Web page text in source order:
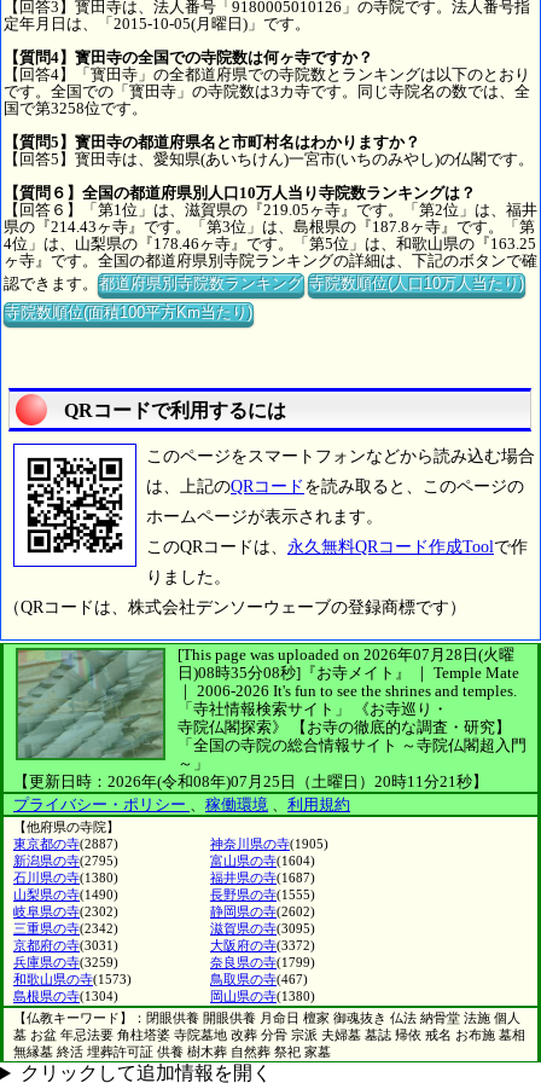
【回答3】寳田寺は、法人番号「9180005010126」の寺院です。法人番号指
定年月日は、「2015-10-05(月曜日)」です。
【質問4】寳田寺の全国での寺院数は何ヶ寺ですか？
【回答4】「寳田寺」の全都道府県での寺院数とランキングは以下のとおり
です。全国での「寳田寺」の寺院数は3カ寺です。同じ寺院名の数では、全
国で第3258位です。
【質問5】寳田寺の都道府県名と市町村名はわかりますか？
【回答5】寳田寺は、愛知県(あいちけん)一宮市(いちのみやし)の仏閣です。
【質問６】全国の都道府県別人口10万人当り寺院数ランキングは？
【回答６】「第1位」は、滋賀県の『219.05ヶ寺』です。「第2位」は、福井
県の『214.43ヶ寺』です。「第3位」は、島根県の『187.8ヶ寺』です。「第
4位」は、山梨県の『178.46ヶ寺』です。「第5位」は、和歌山県の『163.25
ヶ寺』です。全国の都道府県別寺院ランキングの詳細は、下記のボタンで確
認できます。都道府県別寺院数ランキング 寺院数順位(人口10万人当たり)
寺院数順位(面積100平方Km当たり)
QRコードで利用するには
このページをスマートフォンなどから読み込む場合
は、上記のQRコード を読み取ると、このページの
ホームページが表示されます。
このQRコードは、 永久無料QRコード作成Toolで作
りました。
（QRコードは、株式会社デンソーウェーブの登録商標です）
[This page was uploaded on 2026年07月28日(火曜
日)08時35分08秒] 『お寺メイト』 ｜ Temple Mate
｜ 2006-2026 It's fun to see the shrines and temples.
「寺社情報検索サイト」
《お寺巡り・
寺院仏閣探索》
【お寺の徹底的な調査・研究】
「全国の寺院の総合情報サイト ～寺院仏閣超入門
～」
【更新日時：2026年(令和08年)07月25日（土曜日）20時11分21秒】
プライバシー・ポリシー 、 稼働環境 、 利用規約
【他府県の寺院】
東京都の寺(2887) 神奈川県の寺(1905)
新潟県の寺(2795) 富山県の寺(1604)
石川県の寺(1380) 福井県の寺(1687)
山梨県の寺(1490) 長野県の寺(1555)
岐阜県の寺(2302) 静岡県の寺(2602)
三重県の寺(2342) 滋賀県の寺(3095)
京都府の寺(3031) 大阪府の寺(3372)
兵庫県の寺(3259) 奈良県の寺(1799)
和歌山県の寺(1573) 鳥取県の寺(467)
島根県の寺(1304) 岡山県の寺(1380)
【仏教キーワード】：閉眼供養 開眼供養 月命日 檀家 御魂抜き 仏法 納骨堂 法施 個人
墓 お盆 年忌法要 角柱塔婆 寺院墓地 改葬 分骨 宗派 夫婦墓 墓誌 帰依 戒名 お布施 墓相
無縁墓 終活 埋葬許可証 供養 樹木葬 自然葬 祭祀 家墓
クリックして追加情報を開く